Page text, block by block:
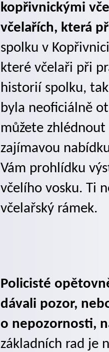
kopřivnickými
včelařích, která
spolku v
které včelaři při
historií spolku,
byla neoficiálně
můžete
zajímavou
Vám prohlídku
včelího vosku. Ti
včelařský rámek.
Policisté
dávali pozor,
o nepozornosti,
základních rad je